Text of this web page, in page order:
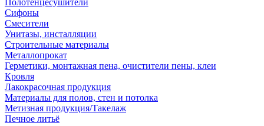
Полотенцесушители
Сифоны
Смесители
Унитазы, инсталляции
Строительные материалы
Металлопрокат
Герметики, монтажная пена, очистители пены, клеи
Кровля
Лакокрасочная продукция
Материалы для полов, стен и потолка
Метизная продукция/Такелаж
Печное литьё